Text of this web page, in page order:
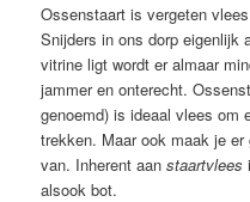
Ossenstaart is vergeten
Snijders in ons dorp eigenlijk
vitrine ligt wordt er almaar
jammer en onterecht.
genoemd) is ideaal vlees om
trekken. Maar ook maak je
van. Inherent aanstaartvlees
alsook bot.